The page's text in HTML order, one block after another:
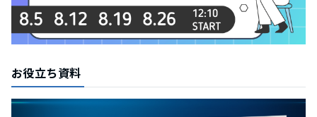
お役立ち資料